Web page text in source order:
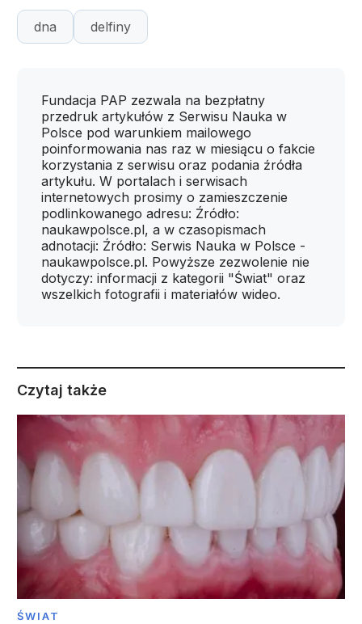
dna delfiny
Fundacja PAP zezwala na bezpłatny
przedruk artykułów z Serwisu Nauka w
Polsce pod warunkiem mailowego
poinformowania nas raz w miesiącu o fakcie
korzystania z serwisu oraz podania źródła
artykułu. W portalach i serwisach
internetowych prosimy o zamieszczenie
podlinkowanego adresu: Źródło:
naukawpolsce.pl, a w czasopismach
adnotacji: Źródło: Serwis Nauka w Polsce -
naukawpolsce.pl. Powyższe zezwolenie nie
dotyczy: informacji z kategorii "Świat" oraz
wszelkich fotografii i materiałów wideo.
Czytaj także
ŚWIAT